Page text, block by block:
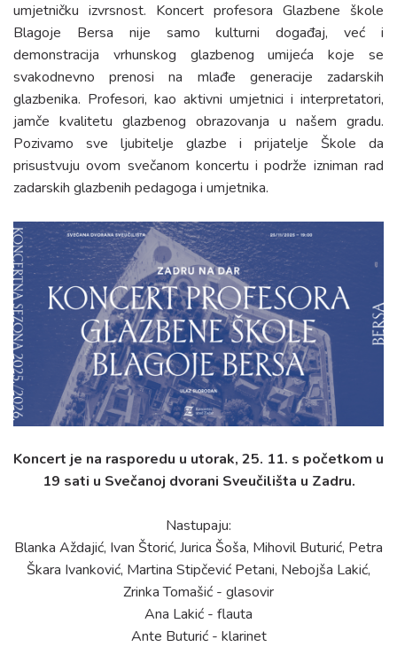
umjetničku izvrsnost. Koncert profesora Glazbene škole
Blagoje Bersa nije samo kulturni događaj, već i
demonstracija vrhunskog glazbenog umijeća koje se
svakodnevno prenosi na mlađe generacije zadarskih
glazbenika. Profesori, kao aktivni umjetnici i interpretatori,
jamče kvalitetu glazbenog obrazovanja u našem gradu.
Pozivamo sve ljubitelje glazbe i prijatelje Škole da
prisustvuju ovom svečanom koncertu i podrže izniman rad
zadarskih glazbenih pedagoga i umjetnika.
Koncert je na rasporedu u utorak, 25. 11. s početkom u
19 sati u Svečanoj dvorani Sveučilišta u Zadru.
Nastupaju:
Blanka Aždajić, Ivan Štorić, Jurica Šoša, Mihovil Buturić, Petra
Škara Ivanković, Martina Stipčević Petani, Nebojša Lakić,
Zrinka Tomašić - glasovir
Ana Lakić - flauta
Ante Buturić - klarinet